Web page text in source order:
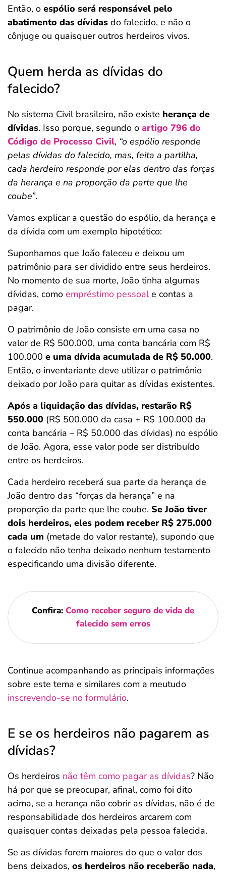
Então, o espólio será responsável pelo
abatimento das dívidas do falecido, e não o
cônjuge ou quaisquer outros herdeiros vivos.
Quem herda as dívidas do
falecido?
No sistema Civil brasileiro, não existe herança de
dívidas. Isso porque, segundo o artigo 796 do
Código de Processo Civil, “o espólio responde
pelas dívidas do falecido, mas, feita a partilha,
cada herdeiro responde por elas dentro das forças
da herança e na proporção da parte que lhe
coube”.
Vamos explicar a questão do espólio, da herança e
da dívida com um exemplo hipotético:
Suponhamos que João faleceu e deixou um
patrimônio para ser dividido entre seus herdeiros.
No momento de sua morte, João tinha algumas
dívidas, como empréstimo pessoale contas a
pagar.
O patrimônio de João consiste em uma casa no
valor de R$ 500.000, uma conta bancária com R$
100.000 e uma dívida acumulada de R$ 50.000.
Então, o inventariante deve utilizar o patrimônio
deixado por João para quitar as dívidas existentes.
Após a liquidação das dívidas, restarão R$
550.000 (R$ 500.000 da casa + R$ 100.000 da
conta bancária – R$ 50.000 das dívidas) no espólio
de João. Agora, esse valor pode ser distribuído
entre os herdeiros.
Cada herdeiro receberá sua parte da herança de
João dentro das “forças da herança” e na
proporção da parte que lhe coube. Se João tiver
dois herdeiros, eles podem receber R$ 275.000
cada um (metade do valor restante), supondo que
o falecido não tenha deixado nenhum testamento
especificando uma divisão diferente.
Confira: Como receber seguro de vida de
falecido sem erros
Continue acompanhando as principais informações
sobre este tema e similares com a meutudo
inscrevendo-se no formulário.
E se os herdeiros não pagarem as
dívidas?
Os herdeiros não têm como pagar as dívidas? Não
há por que se preocupar, afinal, como foi dito
acima, se a herança não cobrir as dívidas, não é de
responsabilidade dos herdeiros arcarem com
quaisquer contas deixadas pela pessoa falecida.
Se as dívidas forem maiores do que o valor dos
bens deixados, os herdeiros não receberão nada,